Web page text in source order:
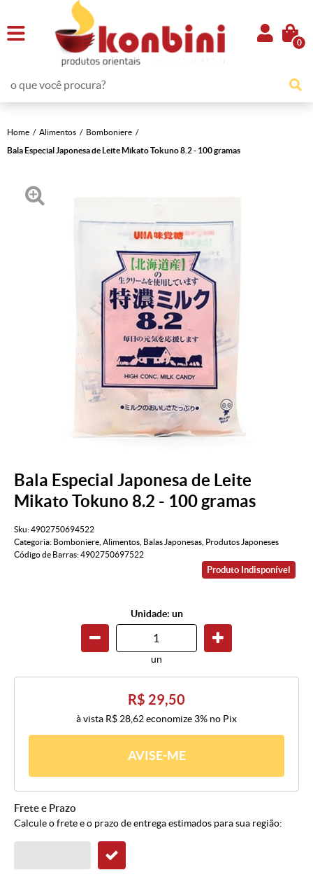
0
Home Alimentos
Bomboniere
Bala Especial Japonesa de Leite Mikato Tokuno 8.2 - 100 gramas
Bala Especial Japonesa de Leite
Mikato Tokuno 8.2 - 100 gramas
Sku:4902750694522
Categoria: Bomboniere Alimentos Balas Japonesas Produtos Japoneses
Código de Barras:4902750697522
Produto Indisponível
Unidade: un
un
R$ 29,50
à vista R$ 28,62economize 3% no Pix
AVISE-ME
Frete e Prazo
Calcule o frete e o prazo de entrega estimados para sua região: